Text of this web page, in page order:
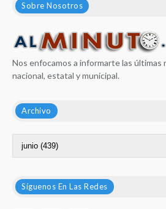
Sobre Nosotros
Nos enfocamos a informarte las últimas
nacional, estatal y municipal.
Archivo
Síguenos En Las Redes